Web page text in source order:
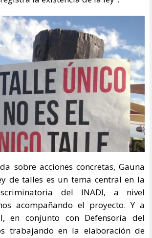
sobre acciones concretas, Gauna
de talles es un tema central en la
del INADI, a nivel
acompañando el proyecto. Y a
en conjunto con Defensoría del
trabajando en la elaboración de